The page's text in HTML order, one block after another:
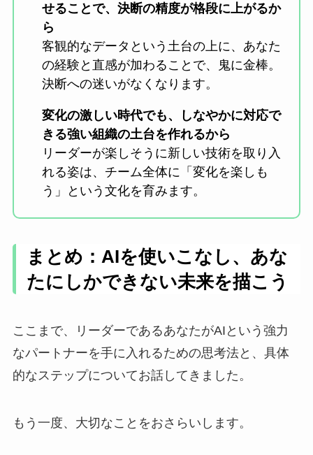
せることで、決断の精度が格段に上がるか
ら
客観的なデータという土台の上に、あなた
の経験と直感が加わることで、鬼に金棒。
決断への迷いがなくなります。
変化の激しい時代でも、しなやかに対応で
きる強い組織の土台を作れるから
リーダーが楽しそうに新しい技術を取り入
れる姿は、チーム全体に「変化を楽しも
う」という文化を育みます。
まとめ：AIを使いこなし、あな
たにしかできない未来を描こう
ここまで、リーダーであるあなたがAIという強力
なパートナーを手に入れるための思考法と、具体
的なステップについてお話してきました。
もう一度、大切なことをおさらいします。